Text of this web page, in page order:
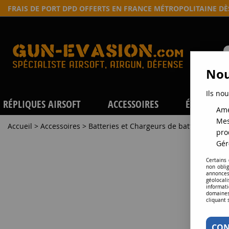
FRAIS DE PORT DPD OFFERTS EN FRANCE MÉTROPOLITAINE
RÉPLIQUES AIRSOFT ACCESSOIRES
Accueil > Accessoires > Batteries et Chargeurs de batteries >LI-
Ils
Certains
non
cliquant